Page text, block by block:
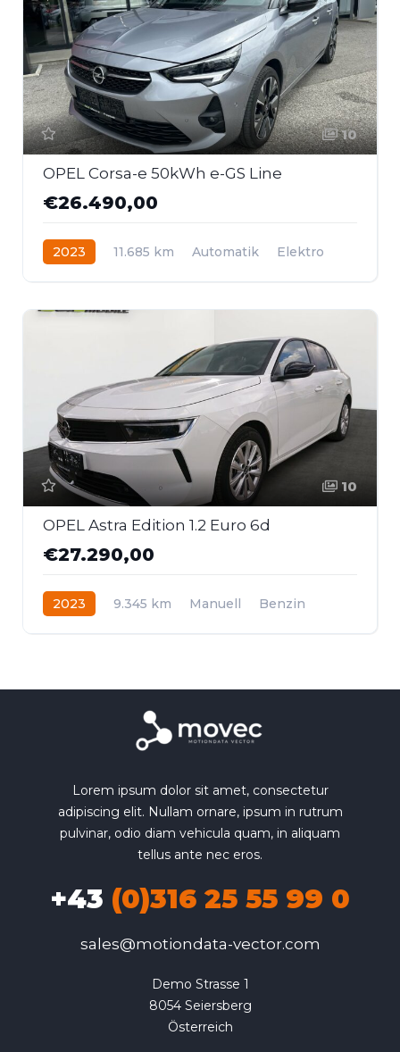
10
OPEL Corsa-e 50kWh e-GS Line
€26.490,00
2023 11.685 km Automatik
Elektro
10
OPEL Astra Edition 1.2 Euro 6d
€27.290,00
2023 9.345 km Manuell
Benzin
Lorem ipsum dolor sit amet, consectetur
adipiscing elit. Nullam ornare, ipsum in rutrum
pulvinar, odio diam vehicula quam, in aliquam
tellus ante nec eros.
+43 (0)316 25 55 99 0
sales@motiondata-vector.com
Demo Strasse 1
8054 Seiersberg
Österreich